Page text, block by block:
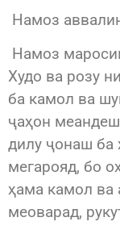
Намоз
Намоз
Худо ва розу
ба камол ва
ҷаҳон
дилу ҷонаш ба
мегарояд, бо
ҳама камол ва
меоварад,